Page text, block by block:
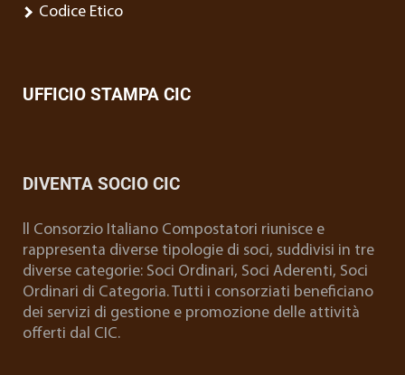
Codice Etico
UFFICIO STAMPA CIC
DIVENTA SOCIO CIC
ll Consorzio Italiano Compostatori riunisce e
rappresenta diverse tipologie di soci, suddivisi in tre
diverse categorie: Soci Ordinari, Soci Aderenti, Soci
Ordinari di Categoria. Tutti i consorziati beneficiano
dei servizi di gestione e promozione delle attività
offerti dal CIC.